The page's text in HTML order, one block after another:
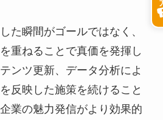
た瞬間がゴールではなく、
重ねることで真価を発揮し
ンツ更新、データ分析によ
反映した施策を続けること
業の魅力発信がより効果的